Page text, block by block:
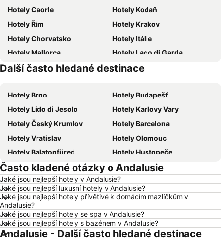
Hotely Caorle
Hotely Kodaň
Hotely Řím
Hotely Krakov
Hotely Chorvatsko
Hotely Itálie
Hotely Mallorca
Hotely Lago di Garda
Hotely Česká republika
Hotely Vysočina
Další často hledané destinace
Hotely Brno
Hotely Budapešť
Hotely Lido di Jesolo
Hotely Karlovy Vary
Hotely Český Krumlov
Hotely Barcelona
Hotely Vratislav
Hotely Olomouc
Hotely Balatonfüred
Hotely Hustopeče
Hotely Vídeň
Hotely Hurghada
Hotely Bratislava
Hotely Kolobrzeg
Hotely Třeboň
Hotely Málaga
Hotely Amsterdam
Hotely Ostrava
Hotely Lignano Sabbiadoro
Hotely Istrie
Hotely Šumava
Hotely Wolfgangsee
Často kladené otázky o Andalusie
Jaké jsou nejlepší hotely v Andalusie?
Jaké jsou nejlepší luxusní hotely v Andalusie?
Jaké jsou nejlepší hotely přívětivé k domácím mazlíčkům v
Andalusie?
Jaké jsou nejlepší hotely se spa v Andalusie?
Jaké jsou nejlepší hotely s bazénem v Andalusie?
Andalusie - Další často hledané destinace